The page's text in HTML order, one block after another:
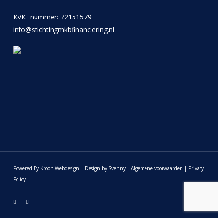
KVK- nummer: 72151579
info@stichtingmkbfinanciering.nl
Powered By Kroon Webdesign | Design by Svenny| Algemene voorwaarden | Privacy
Policy
twitterlinkedin